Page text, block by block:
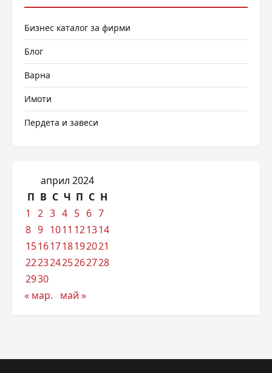
Бизнес каталог за фирми
Блог
Варна
Имоти
Пердета и завеси
април 2024
П В С Ч П С Н
1
2 3 4 5 6 7
8 9 1011 121314
15161718192021
22232425262728
2930
« мар.
май »